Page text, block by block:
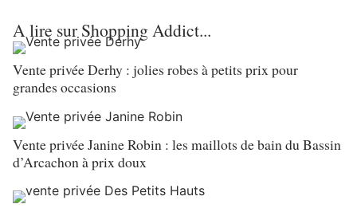
A lire sur Shopping Addict...
Vente privée Derhy : jolies robes à petits prix pour
grandes occasions
Vente privée Janine Robin : les maillots de bain du Bassin
d’Arcachon à prix doux